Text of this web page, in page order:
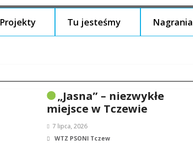
Projekty Tu jesteśmy Nagrania
„Jasna” – niezwykłe
miejsce w Tczewie
7 lipca, 2026
WTZ PSONI Tczew